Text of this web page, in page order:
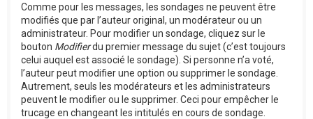
Comme pour les messages, les sondages ne peuvent être
modifiés que par l’auteur original, un modérateur ou un
administrateur. Pour modifier un sondage, cliquez sur le
bouton Modifierdu premier message du sujet (c’est toujours
celui auquel est associé le sondage). Si personne n’a voté,
l’auteur peut modifier une option ou supprimer le sondage.
Autrement, seuls les modérateurs et les administrateurs
peuvent le modifier ou le supprimer. Ceci pour empêcher le
trucage en changeant les intitulés en cours de sondage.